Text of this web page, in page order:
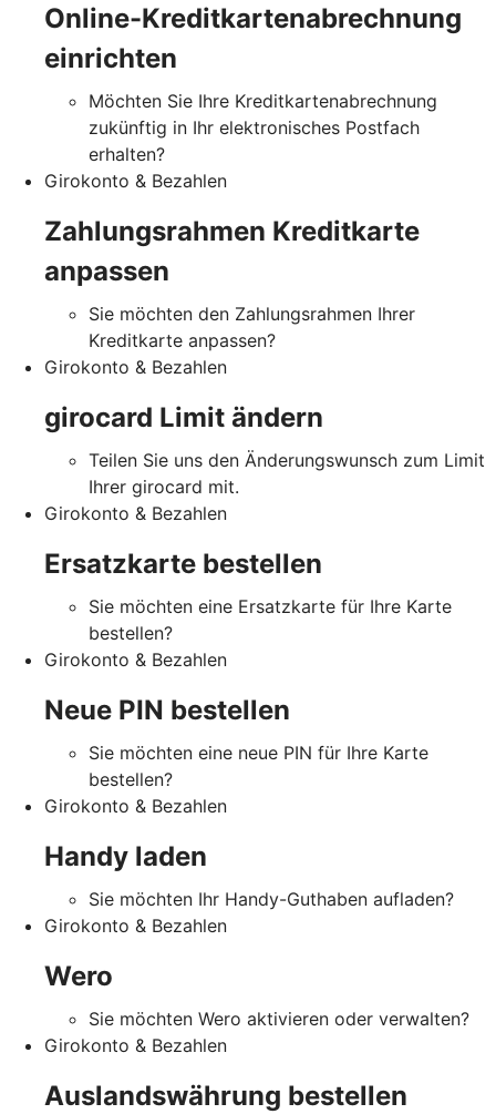
Online-Kreditkartenabrechnung
einrichten
Möchten Sie Ihre Kreditkartenabrechnung
zukünftig in Ihr elektronisches Postfach
erhalten?
Girokonto & Bezahlen
Zahlungsrahmen Kreditkarte
anpassen
Sie möchten den Zahlungsrahmen Ihrer
Kreditkarte anpassen?
Girokonto & Bezahlen
girocard Limit ändern
Teilen Sie uns den Änderungswunsch zum Limit
Ihrer girocard mit.
Girokonto & Bezahlen
Ersatzkarte bestellen
Sie möchten eine Ersatzkarte für Ihre Karte
bestellen?
Girokonto & Bezahlen
Neue PIN bestellen
Sie möchten eine neue PIN für Ihre Karte
bestellen?
Girokonto & Bezahlen
Handy laden
Sie möchten Ihr Handy-Guthaben aufladen?
Girokonto & Bezahlen
Wero
Sie möchten Wero aktivieren oder verwalten?
Girokonto & Bezahlen
Auslandswährung bestellen